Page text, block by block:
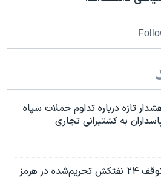
تازه درباره تداوم حملات سپاه
به کشتیرانی تجاری
نفتکش تحریم‌شده در هرمز